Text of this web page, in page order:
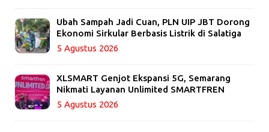
Ubah Sampah Jadi Cuan, PLN UIP JBT Dorong
Ekonomi Sirkular Berbasis Listrik di Salatiga
5 Agustus 2026
XLSMART Genjot Ekspansi 5G, Semarang
Nikmati Layanan Unlimited SMARTFREN
5 Agustus 2026